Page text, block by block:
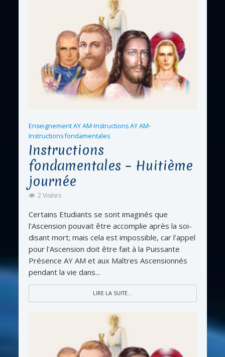
Enseignement AY AM•Instructions AY AM•
Instructions fondamentales
Instructions
fondamentales – Huitième
journée
2 Visites
Certains Etudiants se sont imaginés que
l'Ascension pouvait être accomplie après la soi-
disant mort; mais cela est impossible, car l'appel
pour l'Ascension doit être fait à la Puissante
Présence AY AM et aux Maîtres Ascensionnés
pendant la vie dans...
LIRE LA SUITE...